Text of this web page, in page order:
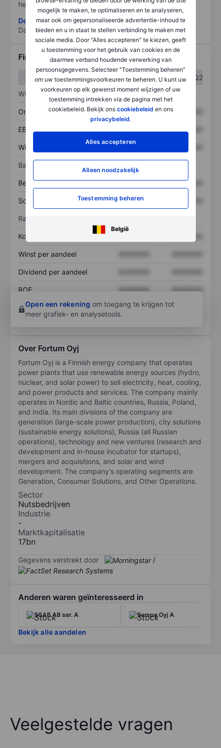
mogelijk te maken, te optimaliseren en te analyseren,
maar ook om gepersonaliseerde advertentie-inhoud te
bieden en u in staat te stellen verbinding te maken met
sociale media. Door "Alles accepteren" te kiezen, geeft
u toestemming voor het gebruik van cookies en de
daarmee verband houdende verwerking van
persoonsgegevens. Selecteer "Toestemming beheren"
om uw toestemmingsvoorkeuren te beheren. U kunt uw
voorkeuren op elk gewenst moment wijzigen of uw
toestemming intrekken via de pagina met het
cookiebeleid. Bekijk ons cookiebeleid en ons
privacybeleid.
Alles accepteren
Alleen noodzakelijk
Toestemming beheren
België
het grootste risico).
Download de ESG-risicomethodologie
Data provided by
/
Financiële gegevens
Q1
Q2
Winst/verlies
Omzet XXXXXXX XXXXXXX
EBITDA
Winst XXXXXXX
Balans
Bezittingen XXXXXXX XXXXXXX
Schulden XXXXXXX
Ratio's
Koers/omzetratio
Winst per aandeel
Dividend per aandeel
ROE XXXXXXX
XXXXXXX
Open een rekening om toegang te krijgen tot
meer grafiek- en analysetools.
Over Fortum Oyj
Fortum Oyj is a Finnish energy company that operates
power plants that use renewable energy sources (hydro,
nuclear, and solar power) to sell electricity, heat, cooling,
and power products and services. The company mainly
operates in Nordic and Baltic countries, Russia, Poland,
and India. Its main divisions of the company are
generation (large-scale power production), city solutions
(sustainable energy solutions), Russia (all Russian
operations), technology and new ventures (research and
development and in-house incubator for startups),
mergers and acquisitions, and solar and wind
development. The company's operating segments are
Generation, Consumer Solutions, and Other Operations.
Sector
Nutsbedrijven
Industrie
-
Marktkapitalisatie
17bn
Gegevens verstrekt door /
Anderen waren geïnteresseerd in
SSAB AB ser. A Sampo Oyj A
Bekijk alle aandelen
Veelgestelde vragen